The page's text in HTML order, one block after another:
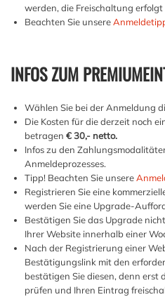
werden, die Freischaltung
Beachten Sie unsere
INFOS ZUM
Wählen Sie bei der Anmeldung
Die Kosten für die derzeit noch
betragen € 30,- netto.
Infos zu den
Anmeldeprozesses.
Tipp! Beachten Sie unsere
Registrieren Sie eine
werden Sie eine Upgrade-
Bestätigen Sie das Upgrade
Ihrer Website innerhalb einer
Nach der Registrierung einer
Bestätigungslink mit den
bestätigen Sie diesen, denn
prüfen und Ihren Eintrag